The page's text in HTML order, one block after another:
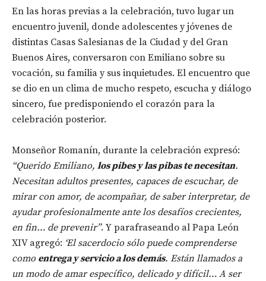
En las horas previas a la celebración, tuvo lugar un
encuentro juvenil, donde adolescentes y jóvenes de
distintas Casas Salesianas de la Ciudad y del Gran
Buenos Aires, conversaron con Emiliano sobre su
vocación, su familia y sus inquietudes. El encuentro que
se dio en un clima de mucho respeto, escucha y diálogo
sincero, fue predisponiendo el corazón para la
celebración posterior.
Monseñor Romanín, durante la celebración expresó:
“Querido Emiliano, los pibes y las pibas te necesitan.
Necesitan adultos presentes, capaces de escuchar, de
mirar con amor, de acompañar, de saber interpretar, de
ayudar profesionalmente ante los desafíos crecientes,
en fin… de prevenir”. Y parafraseando al Papa León
XIV agregó: ‘El sacerdocio sólo puede comprenderse
como entrega y servicio a los demás. Están llamados a
un modo de amar específico, delicado y difícil… A ser